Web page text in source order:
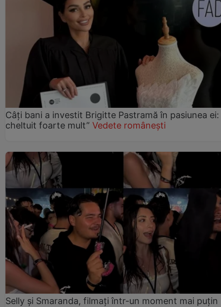
Câți bani a investit Brigitte Pastramă în pasiunea ei:
cheltuit foarte mult” Vedete românești
Selly și Smaranda, filmați într-un moment mai puțin